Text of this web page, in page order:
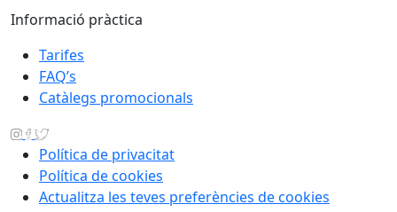
Informació pràctica
Tarifes
FAQ’s
Catàlegs promocionals
Política de privacitat
Política de cookies
Actualitza les teves preferències de cookies